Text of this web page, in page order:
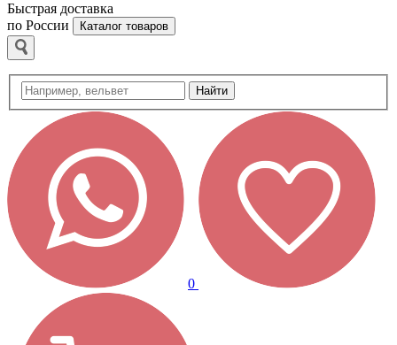
Быстрая доставка
по России
Каталог товаров
Найти
0